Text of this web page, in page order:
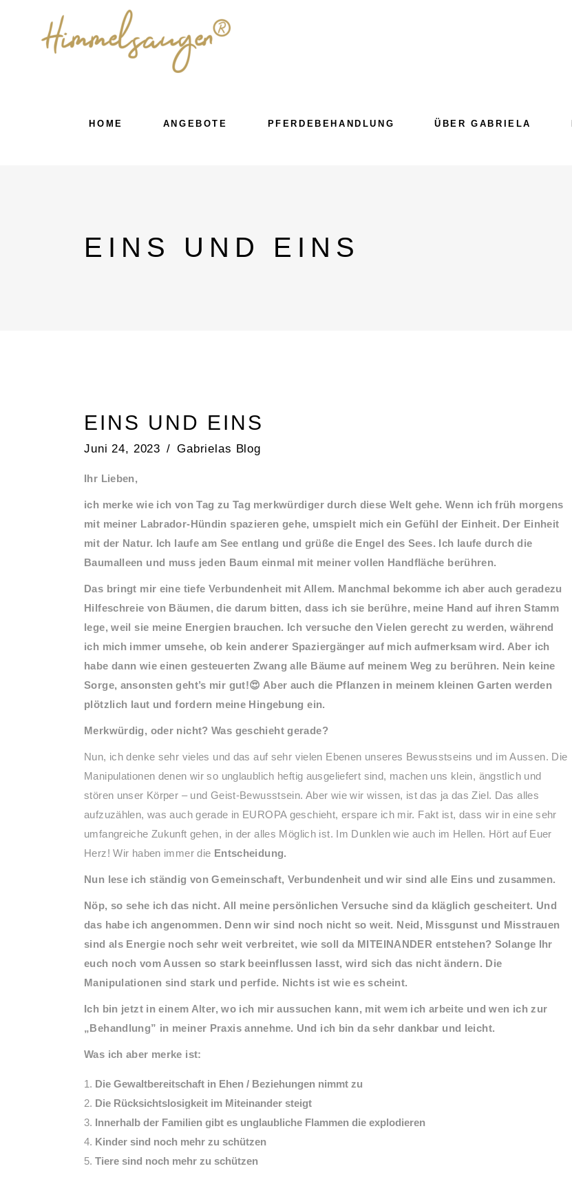
HOME ANGEBOTE PFERDEBEHANDLUNG ÜBER GABRIELA
EINS UND EINS
EINS UND EINS
Juni 24, 2023 Gabrielas Blog
Ihr Lieben,
ich merke wie ich von Tag zu Tag merkwürdiger durch diese Welt gehe. Wenn ich früh morgens
mit meiner Labrador-Hündin spazieren gehe, umspielt mich ein Gefühl der Einheit. Der Einheit
mit der Natur. Ich laufe am See entlang und grüße die Engel des Sees. Ich laufe durch die
Baumalleen und muss jeden Baum einmal mit meiner vollen Handfläche berühren.
Das bringt mir eine tiefe Verbundenheit mit Allem. Manchmal bekomme ich aber auch geradezu
Hilfeschreie von Bäumen, die darum bitten, dass ich sie berühre, meine Hand auf ihren Stamm
lege, weil sie meine Energien brauchen. Ich versuche den Vielen gerecht zu werden, während
ich mich immer umsehe, ob kein anderer Spaziergänger auf mich aufmerksam wird. Aber ich
habe dann wie einen gesteuerten Zwang alle Bäume auf meinem Weg zu berühren. Nein keine
Sorge, ansonsten geht’s mir gut!😍 Aber auch die Pflanzen in meinem kleinen Garten werden
plötzlich laut und fordern meine Hingebung ein.
Merkwürdig, oder nicht? Was geschieht gerade?
Nun, ich denke sehr vieles und das auf sehr vielen Ebenen unseres Bewusstseins und im Aussen. Die
Manipulationen denen wir so unglaublich heftig ausgeliefert sind, machen uns klein, ängstlich und
stören unser Körper – und Geist-Bewusstsein. Aber wie wir wissen, ist das ja das Ziel. Das alles
aufzuzählen, was auch gerade in EUROPA geschieht, erspare ich mir. Fakt ist, dass wir in eine sehr
umfangreiche Zukunft gehen, in der alles Möglich ist. Im Dunklen wie auch im Hellen. Hört auf Euer
Herz! Wir haben immer die Entscheidung.
Nun lese ich ständig von Gemeinschaft, Verbundenheit und wir sind alle Eins und zusammen.
Nöp, so sehe ich das nicht. All meine persönlichen Versuche sind da kläglich gescheitert. Und
das habe ich angenommen. Denn wir sind noch nicht so weit. Neid, Missgunst und Misstrauen
sind als Energie noch sehr weit verbreitet, wie soll da MITEINANDER entstehen? Solange Ihr
euch noch vom Aussen so stark beeinflussen lasst, wird sich das nicht ändern. Die
Manipulationen sind stark und perfide. Nichts ist wie es scheint.
Ich bin jetzt in einem Alter, wo ich mir aussuchen kann, mit wem ich arbeite und wen ich zur
„Behandlung” in meiner Praxis annehme. Und ich bin da sehr dankbar und leicht.
Was ich aber merke ist:
Die Gewaltbereitschaft in Ehen / Beziehungen nimmt zu
Die Rücksichtslosigkeit im Miteinander steigt
Innerhalb der Familien gibt es unglaubliche Flammen die explodieren
Kinder sind noch mehr zu schützen
Tiere sind noch mehr zu schützen